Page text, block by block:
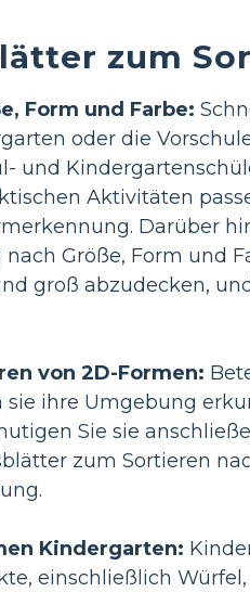
zum
Form und Farbe:
oder die
und
Aktivitäten
Darüber
Größe, Form und
groß abzudecken,
von 2D-Formen:
sie ihre Umgebung
Sie sie
zum Sortieren
Kindergarten:
einschließlich